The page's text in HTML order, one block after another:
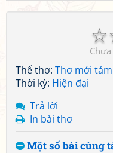
☆
Thể thơ: Thơ mới
Thời kỳ: Hiện đại
Trả lời
In bài thơ
Một số bài cùng